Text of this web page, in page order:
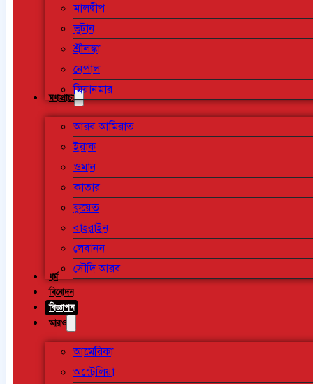
মালদ্বীপ
ভুটান
শ্রীলঙ্কা
নেপাল
মিয়ানমার
মধ্যপ্রাচ্য
আরব আমিরাত
ইরাক
ওমান
কাতার
কুয়েত
বাহরাইন
লেবানন
সৌদি আরব
ধর্ম
বিনোদন
বিজ্ঞাপন
আরও
আমেরিকা
অস্ট্রেলিয়া